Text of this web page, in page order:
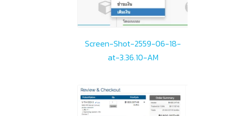
Screen-Shot-2559-06-18-
at-3.36.10-AM